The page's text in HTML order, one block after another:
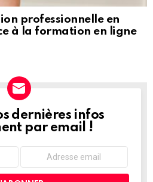
professionnelle en
à la formation en ligne
dernières infos
par email !